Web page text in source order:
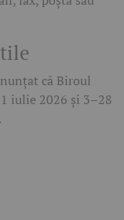
că Biroul
iulie 2026 și 3–28